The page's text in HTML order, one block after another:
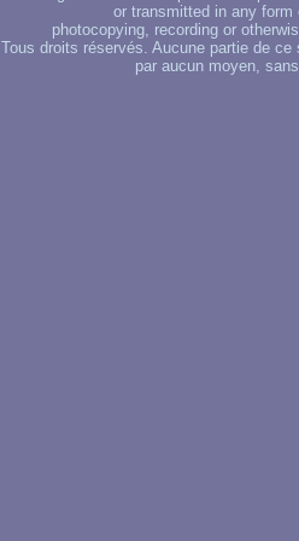
or transmitted in any
photocopying, recording or
Tous droits réservés. Aucune partie de
par aucun moyen,